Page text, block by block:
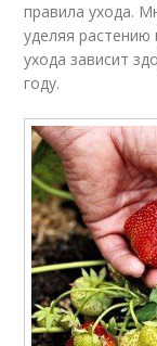
правила ухода.
уделяя
ухода зависит
году.